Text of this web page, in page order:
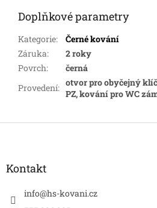
Doplňkové parametry
Kategorie:
Černé kování
Záruka:
2 roky
Povrch:
černá
Provedení: otvor pro obyčejný
PZ, kování pro WC
Kontakt
info@hs-kovani.cz